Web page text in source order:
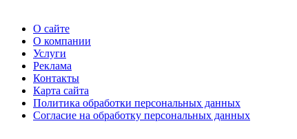
О сайте
О компании
Услуги
Реклама
Контакты
Карта сайта
Политика обработки персональных данных
Согласие на обработку персональных данных